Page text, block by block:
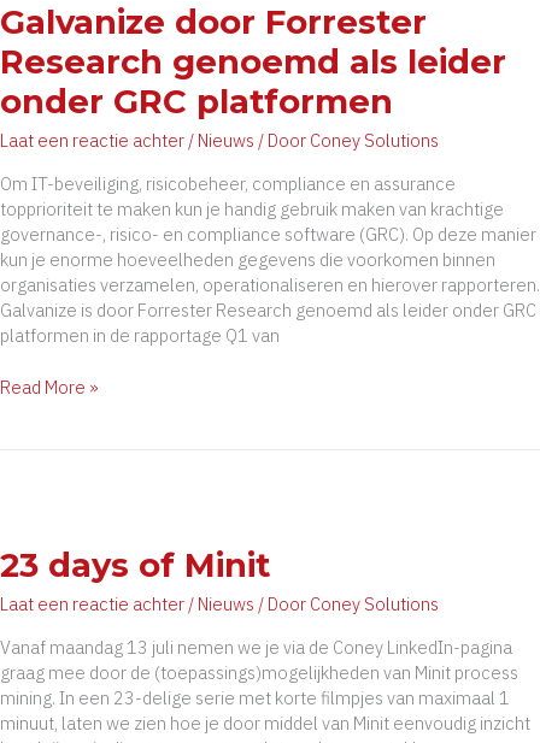
Galvanize door Forrester
Research genoemd als leider
onder GRC platformen
Laat een reactie achter / Nieuws / Door Coney Solutions
Om IT-beveiliging, risicobeheer, compliance en assurance
topprioriteit te maken kun je handig gebruik maken van krachtige
governance-, risico- en compliance software (GRC). Op deze manier
kun je enorme hoeveelheden gegevens die voorkomen binnen
organisaties verzamelen, operationaliseren en hierover rapporteren.
Galvanize is door Forrester Research genoemd als leider onder GRC
platformen in de rapportage Q1 van
Galvanize
onder
platformen
Read More »
23 days of Minit
Laat een reactie achter / Nieuws / Door Coney Solutions
Vanaf maandag 13 juli nemen we je via de Coney LinkedIn-pagina
graag mee door de (toepassings)mogelijkheden van Minit process
mining. In een 23-delige serie met korte filmpjes van maximaal 1
minuut, laten we zien hoe je door middel van Minit eenvoudig inzicht